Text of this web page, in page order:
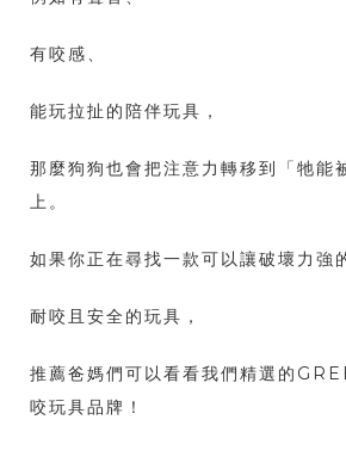
有咬感、
能玩拉扯的陪伴玩具，
那麼狗狗也會把注意力轉移到「牠能
上。
如果你正在尋找一款可以讓破壞力強
耐咬且安全的玩具，
推薦爸媽們可以看看我們精選的
咬玩具品牌！